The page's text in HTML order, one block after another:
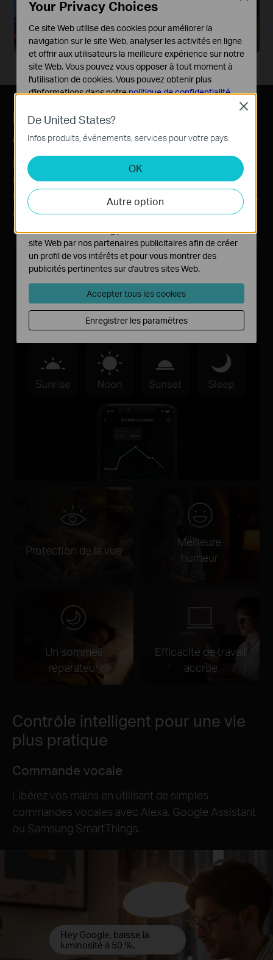
Éclairage biorhythmique
automatique
Profitez d'un éclairage sur mesure pour chaque
moment de la journée grâce à notre éclairage
naturel. Il imite la course du soleil dans votre région,
ajustant en douceur la luminosité et la température
de couleur selon vos préférences quotidiennes.
Protection de la vue
Meilleure
humeur
Un sommeil
réparateur
Efficacité de travail
accrue
Contrôle intelligent pour une vie
plus pratique
Commande vocale
Libérez vos mains en utilisant de simples
commandes vocales avec Alexa, Google Assistant
ou Samsung SmartThings.
Hey Google, baisse la
luminosité à 50 %.
De United States?
Infos produits, événements, services pour votre pays.
OK
Autre option
Close
Your Privacy Choices
Ce site Web utilise des cookies pour améliorer la
navigation sur le site Web, analyser les activités en ligne
et offrir aux utilisateurs la meilleure expérience sur notre
site Web. Vous pouvez vous opposer à tout moment à
l'utilisation de cookies. Vous pouvez obtenir plus
d'informations dans notrepolitique de confidentialité.
Ces cookies sont nécessaires au fonctionnement du
site Web et ne peuvent pas être désactivés dans vos
Cookies d'analyse et marketing
Les cookies d'analyse nous permettent d'analyser vos
activités sur notre site Web pour améliorer et ajuster les
fonctionnalités de notre site Web.
Les cookies marketing peuvent être définis via notre
site Web par nos partenaires publicitaires afin de créer
un profil de vos intérêts et pour vous montrer des
publicités pertinentes sur d'autres sites Web.
Accepter tous les cookies
Enregistrer les paramètres